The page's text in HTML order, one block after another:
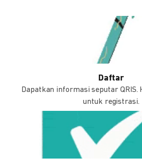
Daftar
Dapatkan informasi seputar QRIS.
untuk registrasi.